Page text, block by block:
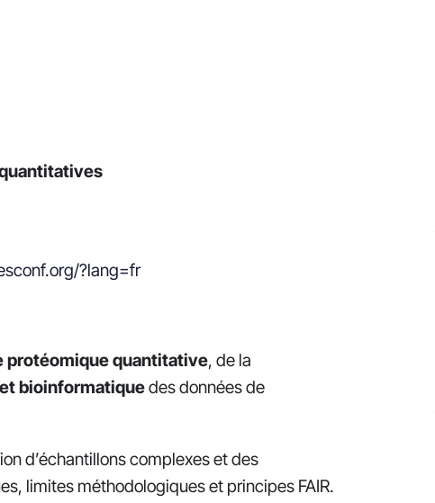
?lang=fr
protéomique quantitative, de la
bioinformatiquedes données de
d’échantillons complexes et des
limites méthodologiques et principes FAIR.